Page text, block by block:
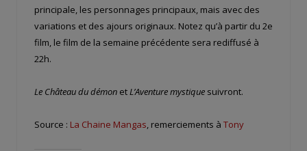
principale, les personnages principaux, mais avec des
variations et des ajours originaux. Notez qu’à partir du 2e
film, le film de la semaine précédente sera rediffusé à
22h.
Le Château du démon etL’Aventure mystique suivront.
Source : La Chaine Mangas, remerciements à Tony